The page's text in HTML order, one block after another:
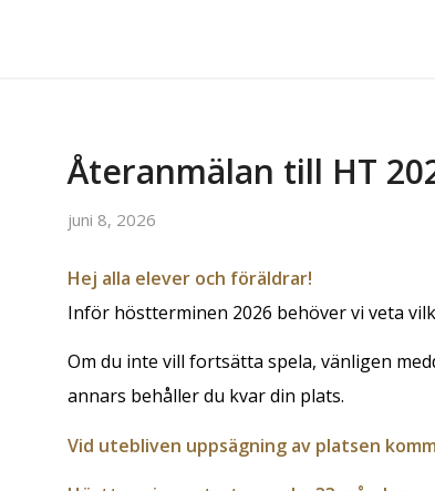
Återanmälan till HT
juni 8, 2026
Hej alla elever och föräldrar!
Inför höstterminen 2026 behöver vi veta
Om du inte vill fortsätta spela, vänligen
annars behåller du kvar din plats.
Vid utebliven uppsägning av platsen